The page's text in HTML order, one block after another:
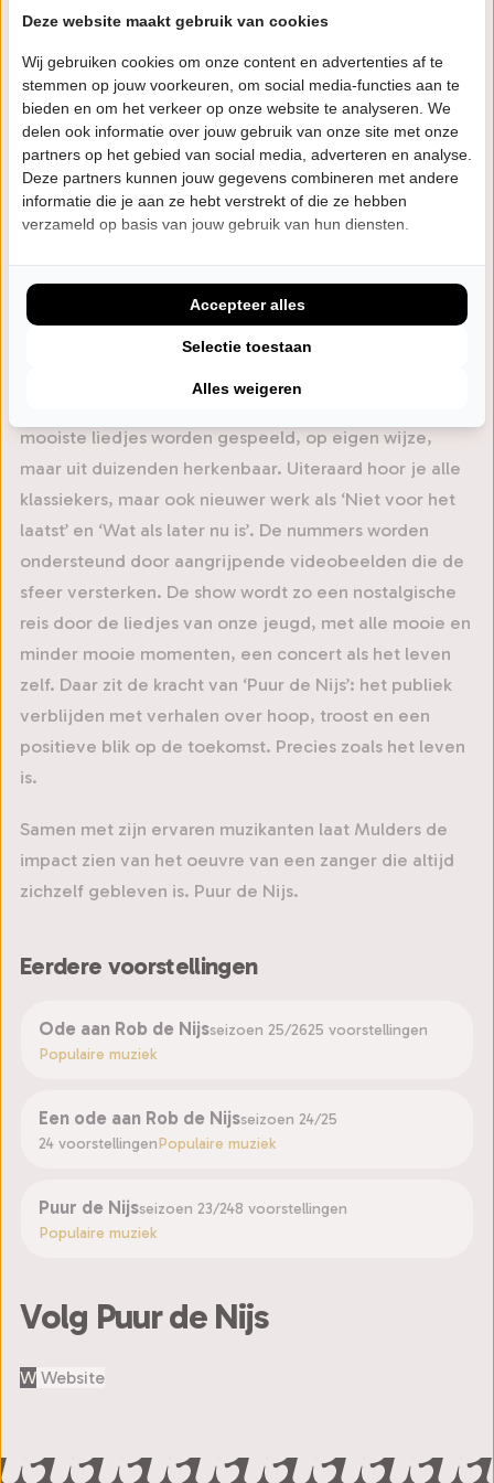
de zanger en acteur twee jaar geleden
noodgedwongen zijn podiumcarrière aan de wilgen.
Maar dat betekent niet dat hij in de vergetelheid zal
raken. Zeker niet als het aan Marcel Mulders ligt, die
met zijn band in een splinternieuwe theatershow een
liefdevolle ode brengt aan de geliefde zanger.
Op een mooie zomeravond in 2021 luisterde zanger
Marcel Mulders naar enkele liedjes van een van
Nederlands grootste artiesten, Rob de Nijs. Hij werd
gegrepen door de prachtige melodieën en de
puurheid van de teksten.
mooiste liedjes worden gespeeld, op eigen wijze,
maar uit duizenden herkenbaar. Uiteraard hoor je alle
klassiekers, maar ook nieuwer werk als ‘Niet voor het
laatst’ en ‘Wat als later nu is’. De nummers worden
ondersteund door aangrijpende videobeelden die de
sfeer versterken. De show wordt zo een nostalgische
reis door de liedjes van onze jeugd, met alle mooie en
minder mooie momenten, een concert als het leven
zelf. Daar zit de kracht van ‘Puur de Nijs’: het publiek
verblijden met verhalen over hoop, troost en een
positieve blik op de toekomst. Precies zoals het leven
is.
Samen met zijn ervaren muzikanten laat Mulders de
impact zien van het oeuvre van een zanger die altijd
zichzelf gebleven is. Puur de Nijs.
Eerdere voorstellingen
Ode aan Rob de Nijsseizoen 25/2625 voorstellingen
Populaire muziek
Een ode aan Rob de Nijsseizoen 24/25
24 voorstellingenPopulaire muziek
Puur de Nijsseizoen 23/248 voorstellingen
Populaire muziek
Volg Puur de Nijs
W Website
Deze website maakt gebruik van cookies
Wij gebruiken cookies om onze content en advertenties af te
stemmen op jouw voorkeuren, om social media-functies aan te
bieden en om het verkeer op onze website te analyseren. We
delen ook informatie over jouw gebruik van onze site met onze
partners op het gebied van social media, adverteren en analyse.
Deze partners kunnen jouw gegevens combineren met andere
informatie die je aan ze hebt verstrekt of die ze hebben
verzameld op basis van jouw gebruik van hun diensten.
Alles weigeren
Selectie toestaan
Accepteer alles